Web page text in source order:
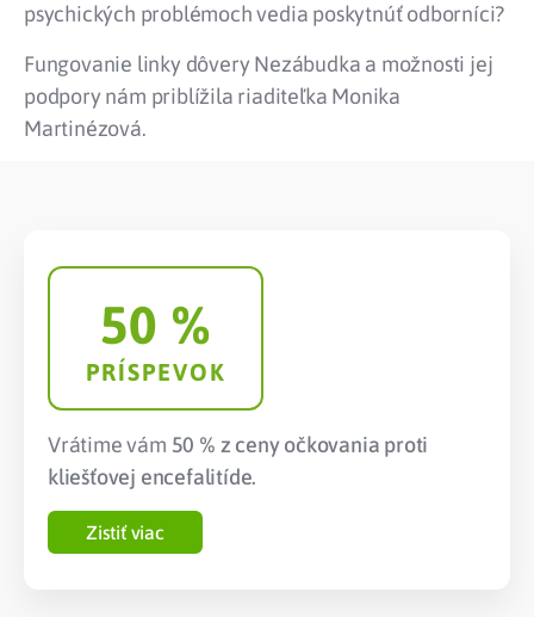
psychických problémoch vedia poskytnúť odborníci?
Fungovanie linky dôvery Nezábudka a možnosti jej
podpory nám priblížila riaditeľka Monika
Martinézová.
PRÍSPEVOK
50 %
Vrátime vám 50 % z ceny očkovania proti
kliešťovej encefalitíde.
Zistiť viac